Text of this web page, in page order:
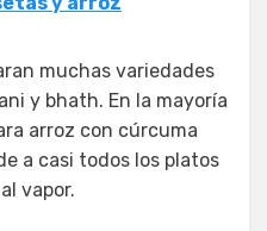
muchas variedades
y bhath. En la mayoría
arroz con cúrcuma
a casi todos los platos
vapor.